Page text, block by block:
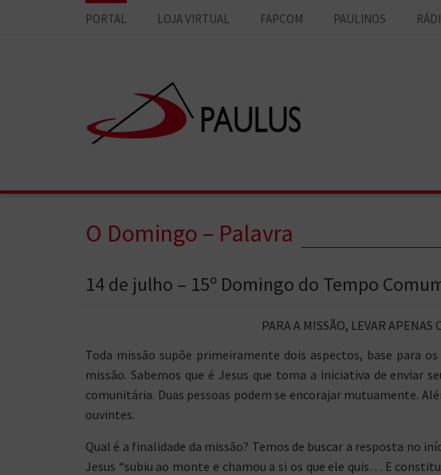
PORTAL LOJA VIRTUAL FAPCOM PAULINOS
O Domingo – Palavra
14 de julho – 15º Domingo do Tempo
PARA A MISSÃO, LEVAR APENAS
Toda missão supõe primeiramente dois aspectos, base para
missão. Sabemos que é Jesus que toma a iniciativa de enviar
comunitária. Duas pessoas podem se encorajar mutuamente.
ouvintes.
Qual é a finalidade da missão? Temos de buscar a resposta no
Jesus “subiu ao monte e chamou a si os que ele quis… E